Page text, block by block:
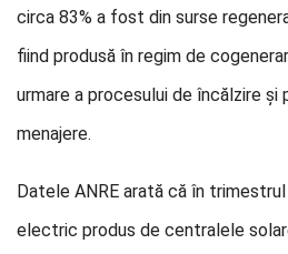
circa 83% a fost din surse
fiind produsă în regim de
urmare a procesului de încălzire și
menajere.
Datele ANRE arată că în
electric produs de centralele